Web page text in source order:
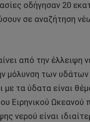
οδήγησαν 20
σε αναζήτηση
από την έλλειψη
μόλυνση των υδάτων
με τα ύδατα είναι
Ειρηνικού
νερού είναι